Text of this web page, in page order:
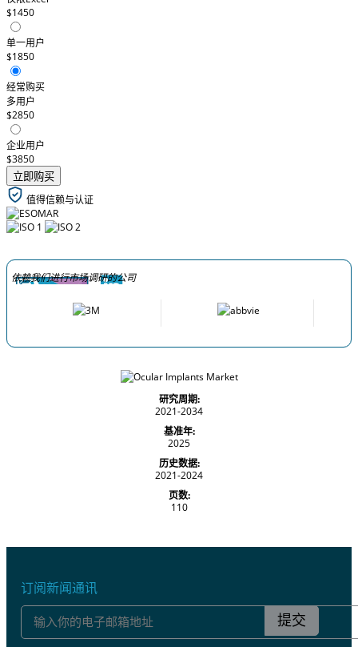
$1450
单一用户
$1850
经常购买
多用户
$2850
企业用户
$3850
立即购买
值得信赖与认证
依赖我们进行市场调研的公司
研究周期:
2021-2034
基准年:
2025
历史数据:
2021-2024
页数:
110
订阅新闻通讯
提交